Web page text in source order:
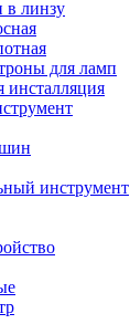
в линзу
для ламп
инсталляция
инструмент